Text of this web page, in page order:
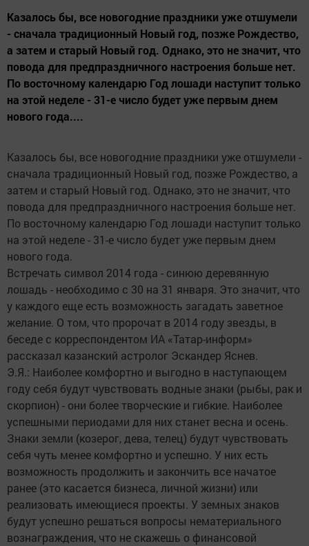
Казалось бы, все новогодние праздники уже отшумели
- сначала традиционный Новый год, позже Рождество,
а затем и старый Новый год. Однако, это не значит, что
повода для предпраздничного настроения больше нет.
По восточному календарю Год лошади наступит только
на этой неделе - 31-е число будет уже первым днем
нового года....
Казалось бы, все новогодние праздники уже отшумели -
сначала традиционный Новый год, позже Рождество, а
затем и старый Новый год. Однако, это не значит, что
повода для предпраздничного настроения больше нет.
По восточному календарю Год лошади наступит только
на этой неделе - 31-е число будет уже первым днем
нового года.
Встречать символ 2014 года - синюю деревянную
лошадь - необходимо с 30 на 31 января. Это значит, что
у каждого еще есть возможность загадать заветное
желание. О том, что пророчат в 2014 году звезды, в
беседе с корреспондентом ИА «Татар-информ»
рассказал казанский астролог Эскандер Яснев.
Э.Я.: Наиболее комфортно и выгодно в наступающем
году себя будут чувствовать водные знаки (рыбы, рак и
скорпион) - они более творческие и гибкие. Наиболее
успешными периодами для них станет весна и осень.
Знаки земли (козерог, дева, телец) будут чувствовать
себя чуть менее комфортно и успешно. У них есть
возможность продолжить и закончить все начатое
ранее (это касается бизнеса, личной жизни) или
реализовать имеющиеся проекты. У земных знаков
будут успешно решаться вопросы нематериального
вознаграждения, что не скажешь о финансовой